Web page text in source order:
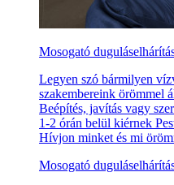
Mosogató
Legyen szó bármilyen
szakembereink örömmel
Beépítés, javítás vagy
1-2 órán belül kiérnek
Hívjon minket és mi
Mosogató